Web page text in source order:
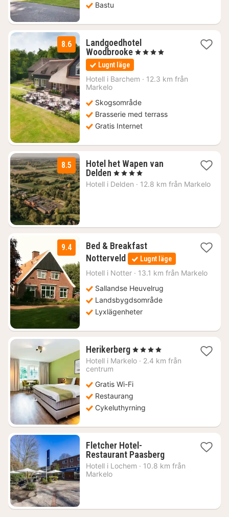
Bastu
8.6
Landgoedhotel
Woodbrooke1
1393
, 4 Stjärnor
Lugnt läge
Hotell i Barchem · 12.3 km från
Markelo
Skogsområde
Brasserie med terrass
Gratis Internet
8.5
Hotel het Wapen van
Delden 1
natt
, 4 Stjärnor
Hotell i Delden · 12.8 km från Markelo
9.4
Bed & Breakfast
Notterveld1
natt
från
kr.
Lugnt läge
Hotell i Notter · 13.1 km från Markelo
Sallandse Heuvelrug
Landsbygdsområde
Lyxlägenheter
Herikerberg1
natt
kr.
, 4 Stjärnor
Hotell i Markelo · 2.4 km från
centrum
Gratis Wi-Fi
Restaurang
Cykeluthyrning
Fletcher Hotel-
Restaurant Paasberg1
natt
Hotell i Lochem · 10.8 km från
Markelo